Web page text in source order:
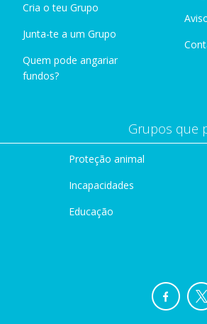
Cria o teu Grupo
Junta-te a um Grupo
Quem pode angariar
fundos?
Grupos que
Proteção animal
Incapacidades
Educação